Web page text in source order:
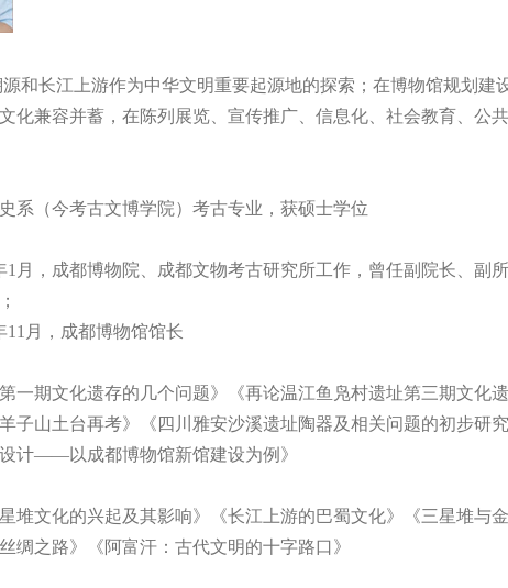
和长江上游作为中华文明重要起源地的探索；在博物馆规划建
化兼容并蓄，在陈列展览、宣传推广、信息化、社会教育、公
系（今考古文博学院）考古专业，获硕士学位
1月，成都博物院、成都文物考古研究所工作，曾任副院长、副
11月，成都博物馆馆长
第一期文化遗存的几个问题》《再论温江鱼凫村遗址第三期文
子山土台再考》《四川雅安沙溪遗址陶器及相关问题的初步研
计——以成都博物馆新馆建设为例》
堆文化的兴起及其影响》《长江上游的巴蜀文化》《三星堆与
绸之路》《阿富汗：古代文明的十字路口》